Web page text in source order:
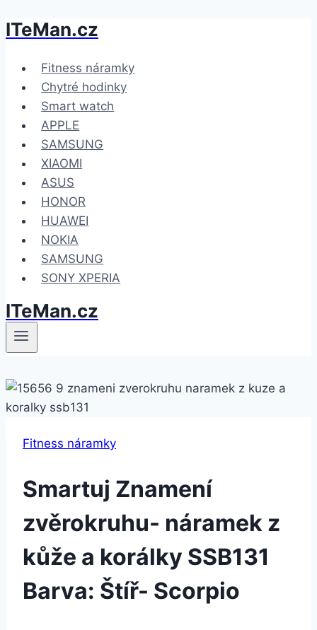
Přeskočit
obsah
ITeMan.cz
Fitness náramky
Chytré hodinky
Smart watch
APPLE
SAMSUNG
XIAOMI
ASUS
HONOR
HUAWEI
NOKIA
SAMSUNG
SONY XPERIA
ITeMan.cz
Fitness náramky
Smartuj Znamení
zvěrokruhu- náramek z
kůže a korálky SSB131
Barva: Štíř- Scorpio